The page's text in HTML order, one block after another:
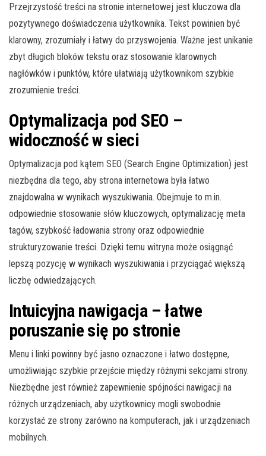
Przejrzystość treści na stronie internetowej jest kluczowa dla
pozytywnego doświadczenia użytkownika. Tekst powinien być
klarowny, zrozumiały i łatwy do przyswojenia. Ważne jest unikanie
zbyt długich bloków tekstu oraz stosowanie klarownych
nagłówków i punktów, które ułatwiają użytkownikom szybkie
zrozumienie treści.
Optymalizacja pod SEO –
widoczność w sieci
Optymalizacja pod kątem SEO (Search Engine Optimization) jest
niezbędna dla tego, aby strona internetowa była łatwo
znajdowalna w wynikach wyszukiwania. Obejmuje to m.in.
odpowiednie stosowanie słów kluczowych, optymalizację meta
tagów, szybkość ładowania strony oraz odpowiednie
strukturyzowanie treści. Dzięki temu witryna może osiągnąć
lepszą pozycję w wynikach wyszukiwania i przyciągać większą
liczbę odwiedzających.
Intuicyjna nawigacja – łatwe
poruszanie się po stronie
Menu i linki powinny być jasno oznaczone i łatwo dostępne,
umożliwiając szybkie przejście między różnymi sekcjami strony.
Niezbędne jest również zapewnienie spójności nawigacji na
różnych urządzeniach, aby użytkownicy mogli swobodnie
korzystać ze strony zarówno na komputerach, jak i urządzeniach
mobilnych.